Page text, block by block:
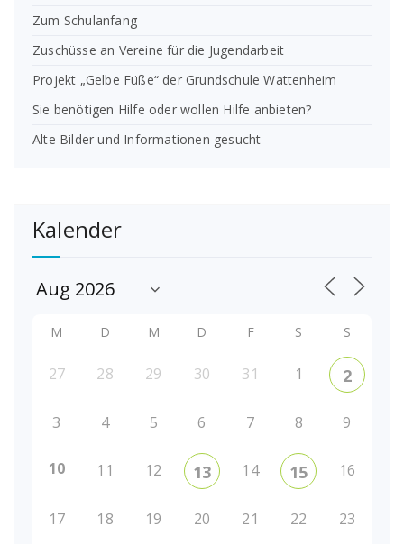
Zum Schulanfang
Zuschüsse an Vereine für die Jugendarbeit
Projekt „Gelbe Füße“ der Grundschule Wattenheim
Sie benötigen Hilfe oder wollen Hilfe anbieten?
Alte Bilder und Informationen gesucht
Kalender
M D M D F S S
27 28 29 30 31 1 2
3 4 5 6 7 8 9
10 11 12 13 14 15 16
17 18 19 20 21 22 23